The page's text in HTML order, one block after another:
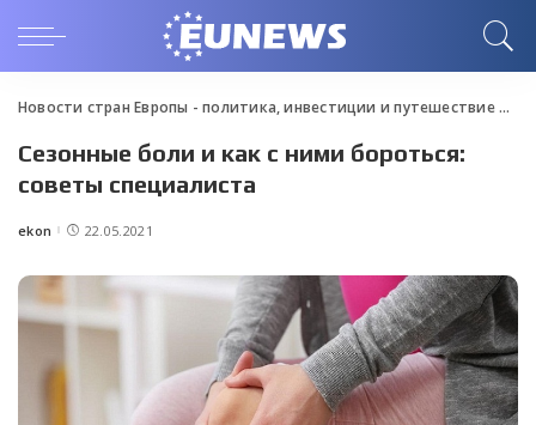
Новости стран Европы - политика, инвестиции и путешествие>
Сезонные боли и как с ними бороться:
советы специалиста
Posted
ekon 22.05.2021